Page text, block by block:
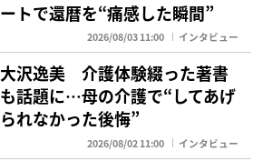
ートで還暦を“痛感した瞬間”
2026/08/03 11:00 インタビュー
大沢逸美 介護体験綴った著書
も話題に…母の介護で“してあげ
られなかった後悔”
2026/08/02 11:00 インタビュー